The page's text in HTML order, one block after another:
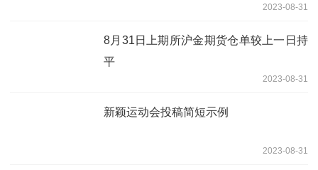
2023-08-31
8月31日上期所沪金期货仓单较上一日持
平
2023-08-31
新颖运动会投稿简短示例
2023-08-31